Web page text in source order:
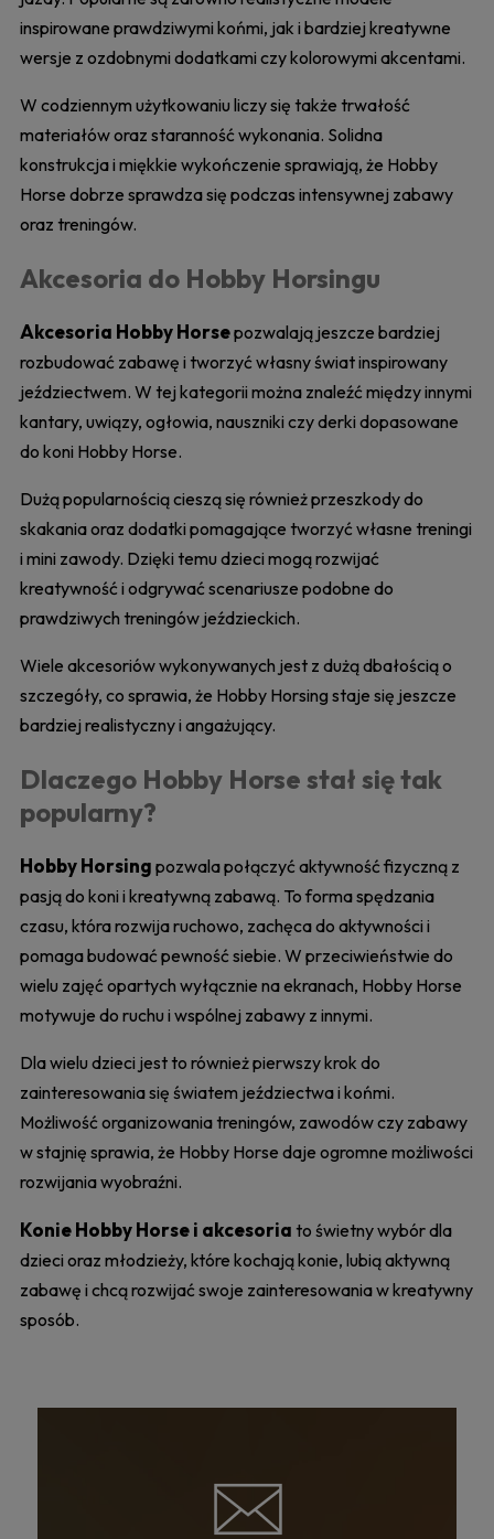
inspirowane prawdziwymi końmi, jak i bardziej kreatywne
wersje z ozdobnymi dodatkami czy kolorowymi akcentami.
W codziennym użytkowaniu liczy się także trwałość
materiałów oraz staranność wykonania. Solidna
konstrukcja i miękkie wykończenie sprawiają, że Hobby
Horse dobrze sprawdza się podczas intensywnej zabawy
oraz treningów.
Akcesoria do Hobby Horsingu
Akcesoria Hobby Horsepozwalają jeszcze bardziej
rozbudować zabawę i tworzyć własny świat inspirowany
jeździectwem. W tej kategorii można znaleźć między innymi
kantary, uwiązy, ogłowia, nauszniki czy derki dopasowane
do koni Hobby Horse.
Dużą popularnością cieszą się również przeszkody do
skakania oraz dodatki pomagające tworzyć własne treningi
i mini zawody. Dzięki temu dzieci mogą rozwijać
kreatywność i odgrywać scenariusze podobne do
prawdziwych treningów jeździeckich.
Wiele akcesoriów wykonywanych jest z dużą dbałością o
szczegóły, co sprawia, że Hobby Horsing staje się jeszcze
bardziej realistyczny i angażujący.
Dlaczego Hobby Horse stał się tak
popularny?
Hobby Horsing pozwala połączyć aktywność fizyczną z
pasją do koni i kreatywną zabawą. To forma spędzania
czasu, która rozwija ruchowo, zachęca do aktywności i
pomaga budować pewność siebie. W przeciwieństwie do
wielu zajęć opartych wyłącznie na ekranach, Hobby Horse
motywuje do ruchu i wspólnej zabawy z innymi.
Dla wielu dzieci jest to również pierwszy krok do
zainteresowania się światem jeździectwa i końmi.
Możliwość organizowania treningów, zawodów czy zabawy
w stajnię sprawia, że Hobby Horse daje ogromne możliwości
rozwijania wyobraźni.
Konie Hobby Horse i akcesoria to świetny wybór dla
dzieci oraz młodzieży, które kochają konie, lubią aktywną
zabawę i chcą rozwijać swoje zainteresowania w kreatywny
sposób.